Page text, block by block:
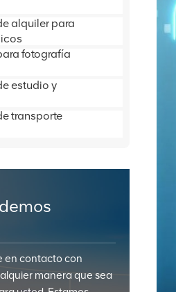
alquiler para
fotografía
estudio y
transporte
en contacto con
manera que sea